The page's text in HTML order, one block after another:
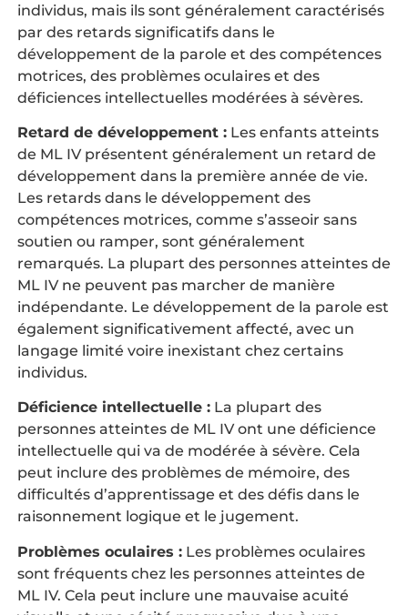
individus, mais ils sont généralement caractérisés
par des retards significatifs dans le
développement de la parole et des compétences
motrices, des problèmes oculaires et des
déficiences intellectuelles modérées à sévères.
Retard de développement :Les enfants atteints
de ML IV présentent généralement un retard de
développement dans la première année de vie.
Les retards dans le développement des
compétences motrices, comme s’asseoir sans
soutien ou ramper, sont généralement
remarqués. La plupart des personnes atteintes de
ML IV ne peuvent pas marcher de manière
indépendante. Le développement de la parole est
également significativement affecté, avec un
langage limité voire inexistant chez certains
individus.
Déficience intellectuelle :La plupart des
personnes atteintes de ML IV ont une déficience
intellectuelle qui va de modérée à sévère. Cela
peut inclure des problèmes de mémoire, des
difficultés d’apprentissage et des défis dans le
raisonnement logique et le jugement.
Problèmes oculaires :Les problèmes oculaires
sont fréquents chez les personnes atteintes de
ML IV. Cela peut inclure une mauvaise acuité